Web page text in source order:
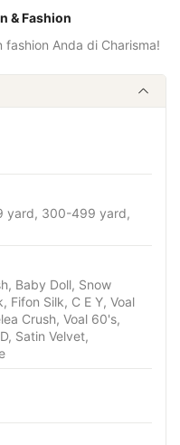
& Fashion
Anda di Charisma!
yard, 300-499 yard,
Baby Doll, Snow
Fifon Silk, C E Y, Voal
Crush, Voal 60's,
Satin Velvet,